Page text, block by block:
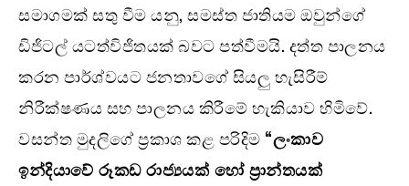
සමාගමක් සතු වීම යනු, සමස්ත ජාතියම ඔවුන්ගේ
ඩිජිටල් යටත්විජිතයක් බවට පත්වීමයි. දත්ත පාලනය
කරන පාර්ශ්වයට ජනතාවගේ සියලු හැසිරීම්
නිරීක්ෂණය සහ පාලනය කිරීමේ හැකියාව හිමිවේ.
වසන්ත මුදලිගේ ප්‍රකාශ කළ පරිදිම “ලංකාව
ඉන්දියාවේ රූකඩ රාජ්‍යයක් හෝ ප්‍රාන්තයක්